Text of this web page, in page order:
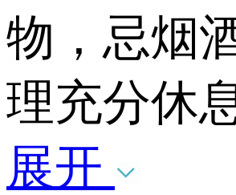
物，忌烟
理充分休
展开